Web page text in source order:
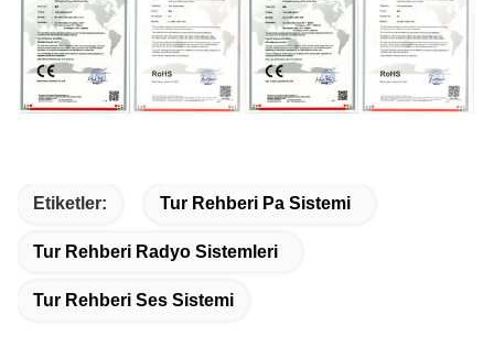
Etiketler: Tur Rehberi Pa Sistemi
Tur Rehberi Radyo Sistemleri
Tur Rehberi Ses Sistemi